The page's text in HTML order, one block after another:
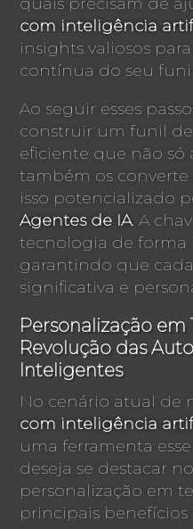
com inteligência
insights valiosos
contínua do seu
Ao seguir esses
construir um funil
eficiente que não só
também os
isso potencializado
Agentes de IA. A
tecnologia de forma
garantindo que
significativa e
Personalização em
Revolução das
Inteligentes
No cenário atual de
com inteligência
uma ferramenta
deseja se destacar
personalização em
principais